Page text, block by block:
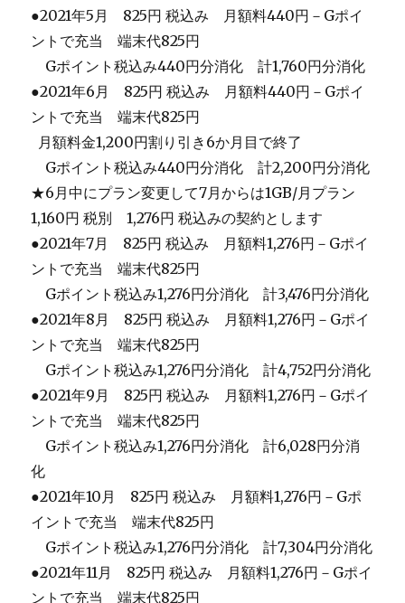
●2021年5月 825円 税込み 月額料440円－Gポイ
ントで充当 端末代825円
Gポイント税込み440円分消化 計1,760円分消化
●2021年6月 825円 税込み 月額料440円－Gポイ
ントで充当 端末代825円
月額料金1,200円割り引き6か月目で終了
Gポイント税込み440円分消化 計2,200円分消化
★6月中にプラン変更して7月からは1GB/月プラン
1,160円 税別 1,276円 税込みの契約とします
●2021年7月 825円 税込み 月額料1,276円－Gポイ
ントで充当 端末代825円
Gポイント税込み1,276円分消化 計3,476円分消化
●2021年8月 825円 税込み 月額料1,276円－Gポイ
ントで充当 端末代825円
Gポイント税込み1,276円分消化 計4,752円分消化
●2021年9月 825円 税込み 月額料1,276円－Gポイ
ントで充当 端末代825円
Gポイント税込み1,276円分消化 計6,028円分消
化
●2021年10月 825円 税込み 月額料1,276円－Gポ
イントで充当 端末代825円
Gポイント税込み1,276円分消化 計7,304円分消化
●2021年11月 825円 税込み 月額料1,276円－Gポイ
ントで充当 端末代825円